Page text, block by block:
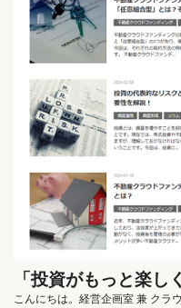
「投資がもっと楽
こんにちは。経営企画室 兼 クラ